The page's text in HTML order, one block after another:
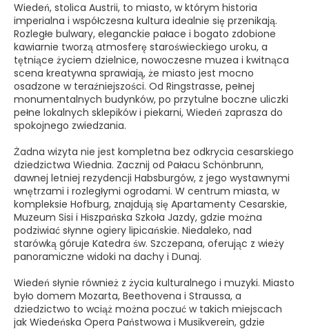
Wiedeń, stolica Austrii, to miasto, w którym historia
imperialna i współczesna kultura idealnie się przenikają.
Rozległe bulwary, eleganckie pałace i bogato zdobione
kawiarnie tworzą atmosferę staroświeckiego uroku, a
tętniące życiem dzielnice, nowoczesne muzea i kwitnąca
scena kreatywna sprawiają, że miasto jest mocno
osadzone w teraźniejszości. Od Ringstrasse, pełnej
monumentalnych budynków, po przytulne boczne uliczki
pełne lokalnych sklepików i piekarni, Wiedeń zaprasza do
spokojnego zwiedzania.
Żadna wizyta nie jest kompletna bez odkrycia cesarskiego
dziedzictwa Wiednia. Zacznij od Pałacu Schönbrunn,
dawnej letniej rezydencji Habsburgów, z jego wystawnymi
wnętrzami i rozległymi ogrodami. W centrum miasta, w
kompleksie Hofburg, znajdują się Apartamenty Cesarskie,
Muzeum Sisi i Hiszpańska Szkoła Jazdy, gdzie można
podziwiać słynne ogiery lipicańskie. Niedaleko, nad
starówką góruje Katedra św. Szczepana, oferując z wieży
panoramiczne widoki na dachy i Dunaj.
Wiedeń słynie również z życia kulturalnego i muzyki. Miasto
było domem Mozarta, Beethovena i Straussa, a
dziedzictwo to wciąż można poczuć w takich miejscach
jak Wiedeńska Opera Państwowa i Musikverein, gdzie